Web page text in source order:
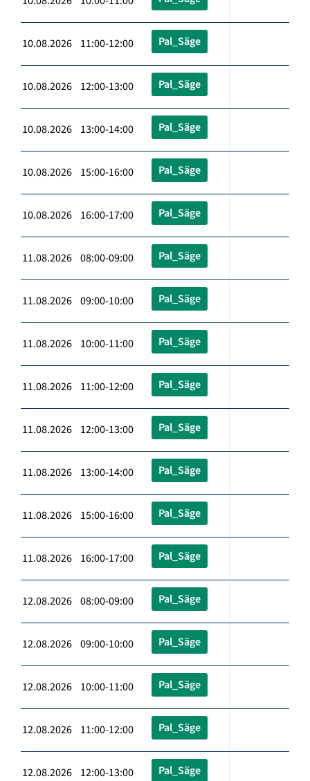
10.08.2026 11:00-12:00 Pal_Säge
10.08.2026 12:00-13:00 Pal_Säge
10.08.2026 13:00-14:00 Pal_Säge
10.08.2026 15:00-16:00 Pal_Säge
10.08.2026 16:00-17:00 Pal_Säge
11.08.2026 08:00-09:00 Pal_Säge
11.08.2026 09:00-10:00 Pal_Säge
11.08.2026 10:00-11:00 Pal_Säge
11.08.2026 11:00-12:00 Pal_Säge
11.08.2026 12:00-13:00 Pal_Säge
11.08.2026 13:00-14:00 Pal_Säge
11.08.2026 15:00-16:00 Pal_Säge
11.08.2026 16:00-17:00 Pal_Säge
12.08.2026 08:00-09:00 Pal_Säge
12.08.2026 09:00-10:00 Pal_Säge
12.08.2026 10:00-11:00 Pal_Säge
12.08.2026 11:00-12:00 Pal_Säge
12.08.2026 12:00-13:00 Pal_Säge